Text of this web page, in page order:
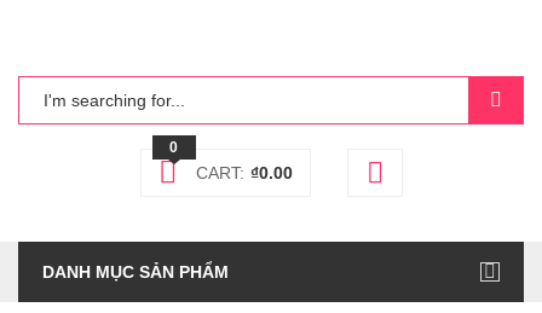
0
CART: ₫0.00
DANH MỤC SẢN PHẨM